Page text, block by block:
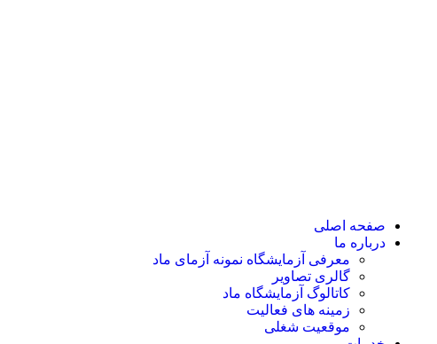
صفحه اصلی
درباره ما
معرفی آزمایشگاه نمونه آزمای ماد
گالری تصاویر
کاتالوگ آزمایشگاه ماد
زمینه های فعالیت
موقعیت شغلی